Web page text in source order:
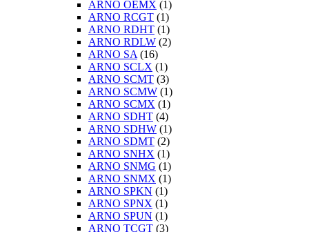
ARNO OEMX (1)
ARNO RCGT (1)
ARNO RDHT (1)
ARNO RDLW (2)
ARNO SA (16)
ARNO SCLX (1)
ARNO SCMT (3)
ARNO SCMW (1)
ARNO SCMX (1)
ARNO SDHT (4)
ARNO SDHW (1)
ARNO SDMT (2)
ARNO SNHX (1)
ARNO SNMG (1)
ARNO SNMX (1)
ARNO SPKN (1)
ARNO SPNX (1)
ARNO SPUN (1)
ARNO TCGT (3)